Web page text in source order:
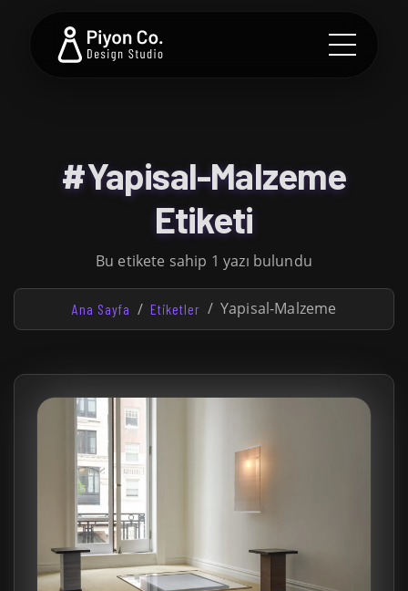
#Yapisal-Malzeme
Etiketi
Bu etikete sahip 1 yazı bulundu
Ana Sayfa Etiketler Yapisal-Malzeme